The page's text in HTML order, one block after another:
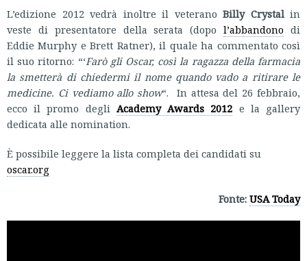
L’edizione 2012 vedrà inoltre il veterano Billy Crystalin
veste di presentatore della serata (dopol’abbandono di
Eddie Murphy e Brett Ratner), il quale ha commentato così
il suo ritorno: “‘Farò gli Oscar, così la ragazza della farmacia
la smetterà di chiedermi il nome quando vado a ritirare le
medicine. Ci vediamo allo show“. In attesa del 26 febbraio,
ecco il promo degli Academy Awards 2012 e la gallery
dedicata alle nomination.
È possibile leggere la lista completa dei candidati su
oscar.org
Fonte: USA Today